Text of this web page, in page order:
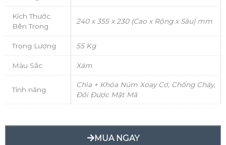
Kích Thước
Bên Trong
240 x 355 x 230 (Cao x Rộng x Sâu) mm
Trọng Lượng 55 Kg
Màu Sắc Xám
Tính năng
Chìa + Khóa Núm Xoay Cơ, Chống Cháy,
Đổi Được Mật Mã
MUA NGAY